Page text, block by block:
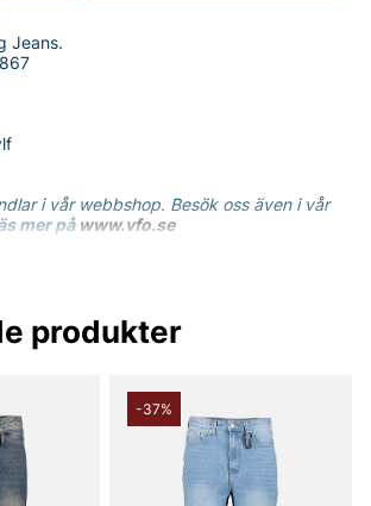
Jeans.
i vår webbshop. Besök oss även i vår
mer på www.vfo.se
produkter
-37%